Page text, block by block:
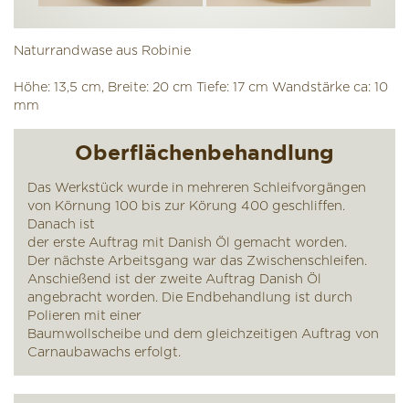
Naturrandwase aus Robinie
Höhe: 13,5 cm, Breite: 20 cm Tiefe: 17 cm Wandstärke ca: 10
mm
Oberflächenbehandlung
Das Werkstück wurde in mehreren Schleifvorgängen
von Körnung 100 bis zur Körung 400 geschliffen.
Danach ist
der erste Auftrag mit Danish Öl gemacht worden.
Der nächste Arbeitsgang war das Zwischenschleifen.
Anschießend ist der zweite Auftrag Danish Öl
angebracht worden. Die Endbehandlung ist durch
Polieren mit einer
Baumwollscheibe und dem gleichzeitigen Auftrag von
Carnaubawachs erfolgt.